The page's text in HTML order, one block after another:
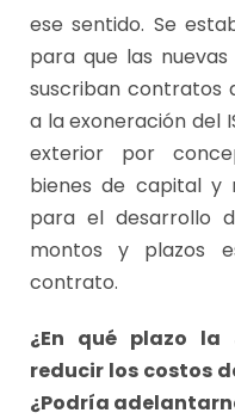
ese sentido. Se
para que las
suscriban contratos
a la exoneración del
exterior por
bienes de capital y
para el desarrollo
montos y plazos
contrato.
¿En qué plazo la
reducir los costos
¿Podría